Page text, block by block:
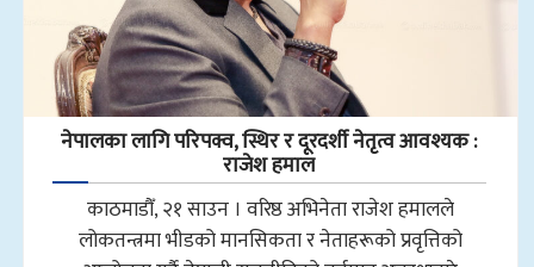
नेपालका लागि परिपक्व, स्थिर र दूरदर्शी नेतृत्व आवश्यक :
राजेश हमाल
काठमाडौँ, २१ साउन । वरिष्ठ अभिनेता राजेश हमालले
लोकतन्त्रमा भीडको मानसिकता र नेताहरूको प्रवृत्तिको